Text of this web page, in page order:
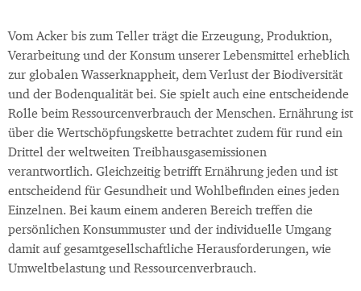
Vom Acker bis zum Teller trägt die Erzeugung, Produktion,
Verarbeitung und der Konsum unserer Lebensmittel erheblich
zur globalen Wasserknappheit, dem Verlust der Biodiversität
und der Bodenqualität bei. Sie spielt auch eine entscheidende
Rolle beim Ressourcenverbrauch der Menschen. Ernährung ist
über die Wertschöpfungskette betrachtet zudem für rund ein
Drittel der weltweiten Treibhausgasemissionen
verantwortlich. Gleichzeitig betrifft Ernährung jeden und ist
entscheidend für Gesundheit und Wohlbefinden eines jeden
Einzelnen. Bei kaum einem anderen Bereich treffen die
persönlichen Konsummuster und der individuelle Umgang
damit auf gesamtgesellschaftliche Herausforderungen, wie
Umweltbelastung und Ressourcenverbrauch.